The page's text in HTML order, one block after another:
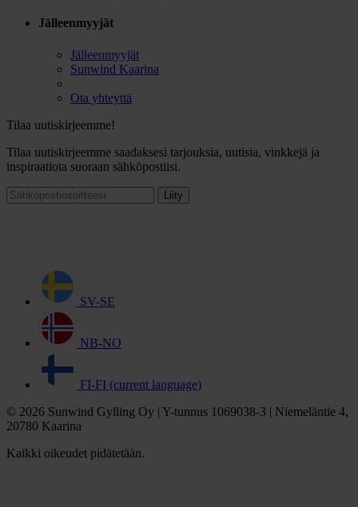
Jälleenmyyjät
Jälleenmyyjät
Sunwind Kaarina
Ota yhteyttä
Tilaa uutiskirjeemme!
Tilaa uutiskirjeemme saadaksesi tarjouksia, uutisia, vinkkejä ja
inspiraatiota suoraan sähköpostiisi.
Liity
SV-SE
NB-NO
FI-FI (current language)
© 2026 Sunwind Gylling Oy | Y-tunnus 1069038-3 | Niemeläntie 4,
20780 Kaarina
Kaikki oikeudet pidätetään.